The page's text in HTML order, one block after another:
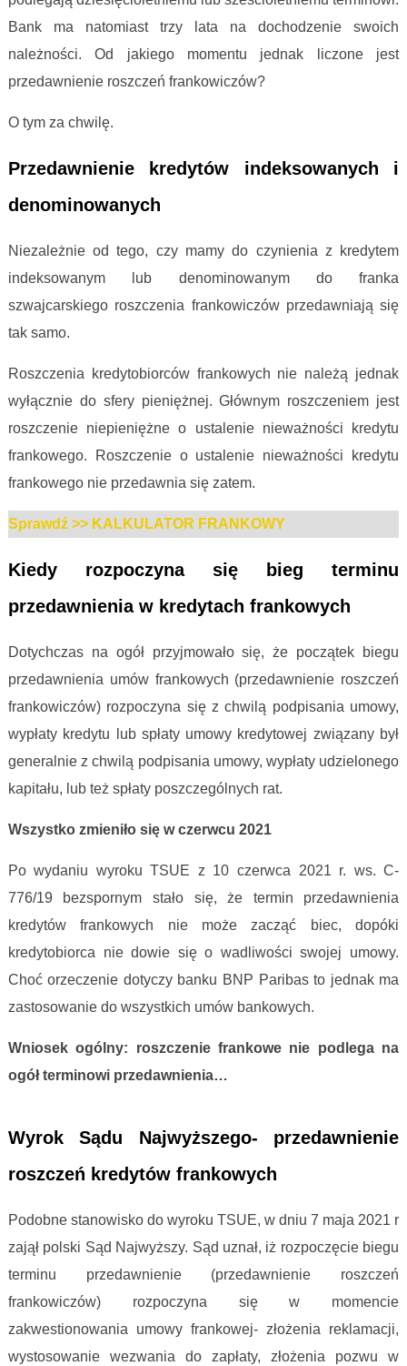
Bank ma natomiast trzy lata na dochodzenie swoich
należności. Od jakiego momentu jednak liczone jest
przedawnienie roszczeń frankowiczów?
O tym za chwilę.
Przedawnienie kredytów indeksowanych i
denominowanych
Niezależnie od tego, czy mamy do czynienia z kredytem
indeksowanym lub denominowanym do franka
szwajcarskiego roszczenia frankowiczów przedawniają się
tak samo.
Roszczenia kredytobiorców frankowych nie należą jednak
wyłącznie do sfery pieniężnej. Głównym roszczeniem jest
roszczenie niepieniężne o ustalenie nieważności kredytu
frankowego. Roszczenie o ustalenie nieważności kredytu
frankowego nie przedawnia się zatem.
Sprawdź >> KALKULATOR FRANKOWY
Kiedy rozpoczyna się bieg terminu
przedawnienia w kredytach frankowych
Dotychczas na ogół przyjmowało się, że początek biegu
przedawnienia umów frankowych (przedawnienie roszczeń
frankowiczów) rozpoczyna się z chwilą podpisania umowy,
wypłaty kredytu lub spłaty umowy kredytowej związany był
generalnie z chwilą podpisania umowy, wypłaty udzielonego
kapitału, lub też spłaty poszczególnych rat.
Wszystko zmieniło się w czerwcu 2021
Po wydaniu wyroku TSUE z 10 czerwca 2021 r. ws. C-
776/19 bezspornym stało się, że termin przedawnienia
kredytów frankowych nie może zacząć biec, dopóki
kredytobiorca nie dowie się o wadliwości swojej umowy.
Choć orzeczenie dotyczy banku BNP Paribas to jednak ma
zastosowanie do wszystkich umów bankowych.
Wniosek ogólny: roszczenie frankowe nie podlega na
ogół terminowi przedawnienia…
Wyrok Sądu Najwyższego- przedawnienie
roszczeń kredytów frankowych
Podobne stanowisko do wyroku TSUE, w dniu 7 maja 2021 r
zajął polski Sąd Najwyższy. Sąd uznał, iż rozpoczęcie biegu
terminu przedawnienie (przedawnienie roszczeń
frankowiczów) rozpoczyna się w momencie
zakwestionowania umowy frankowej- złożenia reklamacji,
wystosowanie wezwania do zapłaty, złożenia pozwu w